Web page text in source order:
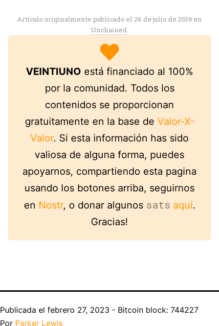
Artículo originalmente publicado el 26 de julio de 2019 en
Unchained
VEINTIUNO está financiado al 100%
por la comunidad. Todos los
contenidos se proporcionan
gratuitamente en la base de Valor-X-
Valor. Si esta información has sido
valiosa de alguna forma, puedes
apoyarnos, compartiendo esta pagina
usando los botones arriba, seguirnos
en Nostr, o donar algunos sats aquí.
Gracias!
Publicada el febrero 27, 2023 - Bitcoin block: 744227
Por Parker Lewis